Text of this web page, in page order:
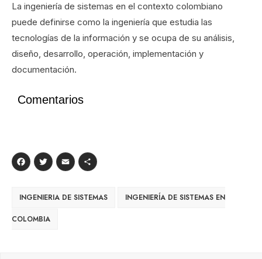
La ingeniería de sistemas en el contexto colombiano
puede definirse como la ingeniería que estudia las
tecnologías de la información y se ocupa de su análisis,
diseño, desarrollo, operación, implementación y
documentación.
Comentarios
Facebook
Twitter
Email
INGENIERIA DE SISTEMAS INGENIERÍA DE SISTEMAS EN
COLOMBIA